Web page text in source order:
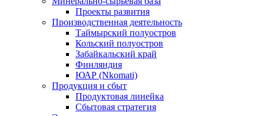
Проекты развития
Производственная деятельность
Таймырский полуостров
Кольский полуостров
Забайкальский край
Финляндия
ЮАР (Nkomati)
Продукция и сбыт
Продуктовая линейка
Сбытовая стратегия